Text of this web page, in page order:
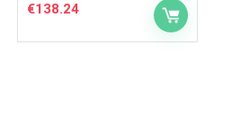
€138.24